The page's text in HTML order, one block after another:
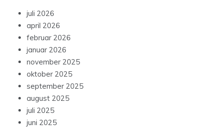
juli 2026
april 2026
februar 2026
januar 2026
november 2025
oktober 2025
september 2025
august 2025
juli 2025
juni 2025